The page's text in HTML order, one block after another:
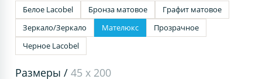
Белое Lacobel Бронза матовое
Графит матовое
Зеркало/Зеркало
Мателюкс
Прозрачное
Черное Lacobel
Размеры /45 х 200